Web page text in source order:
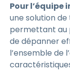
Pour l’équipe
une solution
permettant au
de dépanner
l’ensemble de